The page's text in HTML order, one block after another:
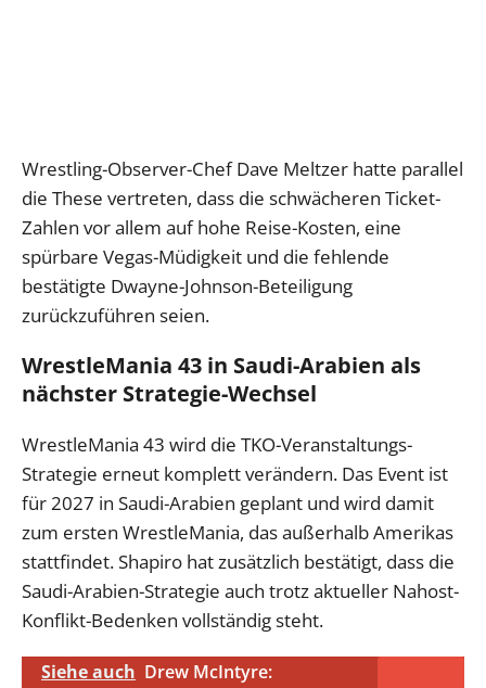
Wrestling-Observer-Chef Dave Meltzer hatte parallel
die These vertreten, dass die schwächeren Ticket-
Zahlen vor allem auf hohe Reise-Kosten, eine
spürbare Vegas-Müdigkeit und die fehlende
bestätigte Dwayne-Johnson-Beteiligung
zurückzuführen seien.
WrestleMania 43 in Saudi-Arabien als
nächster Strategie-Wechsel
WrestleMania 43 wird die TKO-Veranstaltungs-
Strategie erneut komplett verändern. Das Event ist
für 2027 in Saudi-Arabien geplant und wird damit
zum ersten WrestleMania, das außerhalb Amerikas
stattfindet. Shapiro hat zusätzlich bestätigt, dass die
Saudi-Arabien-Strategie auch trotz aktueller Nahost-
Konflikt-Bedenken vollständig steht.
Siehe auch Drew McIntyre: